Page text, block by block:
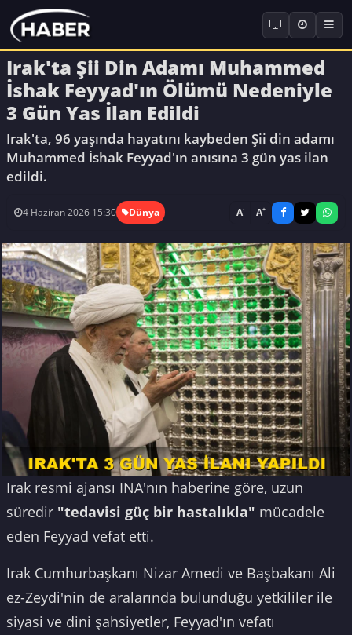
Irak'ta Şii Din Adamı Muhammed
İshak Feyyad'ın Ölümü Nedeniyle
3 Gün Yas İlan Edildi
Irak'ta, 96 yaşında hayatını kaybeden Şii din adamı
Muhammed İshak Feyyad'ın anısına 3 gün yas ilan
edildi.
4 Haziran 2026 15:30 Dünya A- A+
Irak resmi ajansı INA'nın haberine göre, uzun
süredir "tedavisi güç bir hastalıkla" mücadele
eden Feyyad vefat etti.
Irak Cumhurbaşkanı Nizar Amedi ve Başbakanı Ali
ez-Zeydi'nin de aralarında bulunduğu yetkililer ile
siyasi ve dini şahsiyetler, Feyyad'ın vefatı